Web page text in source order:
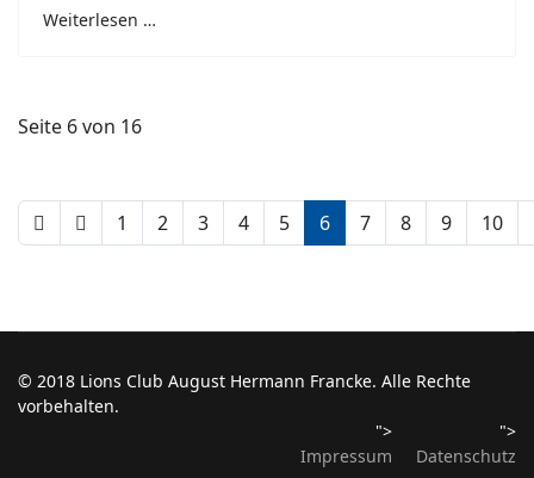
Weiterlesen …
Seite 6 von 16
1 2 3 4 5 6 7 8 9 10
© 2018 Lions Club August Hermann Francke. Alle Rechte
vorbehalten.
">
Impressum
">
Datenschutz